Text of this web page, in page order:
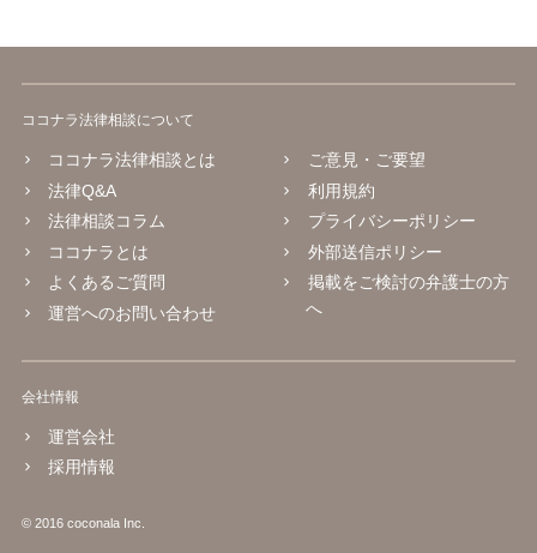
ココナラ法律相談について
ココナラ法律相談とは
法律Q&A
法律相談コラム
ココナラとは
よくあるご質問
運営へのお問い合わせ
ご意見・ご要望
利用規約
プライバシーポリシー
外部送信ポリシー
掲載をご検討の弁護士の方
へ
会社情報
運営会社
採用情報
© 2016 coconala Inc.